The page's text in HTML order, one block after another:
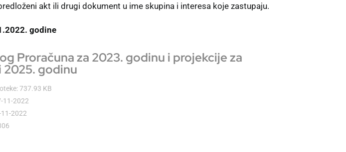
akt ili drugi dokument u ime skupina i interesa koje zastupaju.
godine
Proračuna za 2023. godinu i projekcije za
2025. godinu
737.93 KB
11-2022
2022